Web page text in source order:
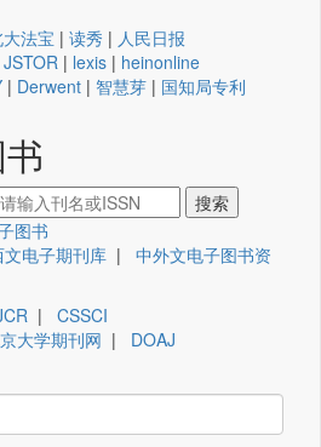
法宝 | 读秀 | 人民日报
JSTOR | lexis | heinonline
| Derwent | 智慧芽 | 国知局专利
图书
电子期刊库 | 中外文电子图书资
| CSSCI
大学期刊网 | DOAJ